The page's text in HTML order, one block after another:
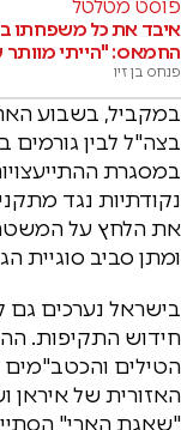
פוסט מטלטל
איבד את כל משפחתו
החמאס: "הייתי מוותר
פנחס בן זיו
במקביל, בשבוע
בצה"ל לבין
במסגרת
נקודתיות נגד
את הלחץ על המשטר
ומתן סביב סוגיית
בישראל נערכים
חידוש התקיפות.
הטילים
האזורית של איראן
"שאגת הארי"